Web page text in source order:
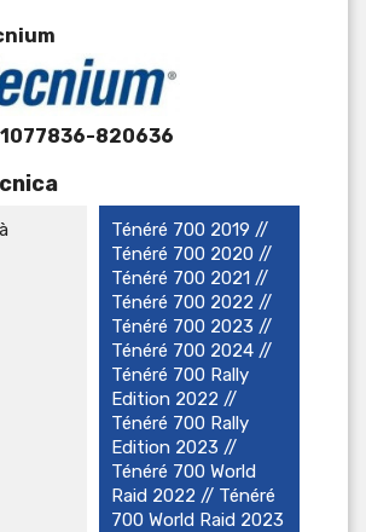
1077836-820636
Ténéré 700 2019 //
Ténéré 700 2020 //
Ténéré 700 2021 //
Ténéré 700 2022 //
Ténéré 700 2023 //
Ténéré 700 2024 //
Ténéré 700 Rally
Edition 2022 //
Ténéré 700 Rally
Edition 2023 //
Ténéré 700 World
Raid 2022 // Ténéré
700 World Raid 2023